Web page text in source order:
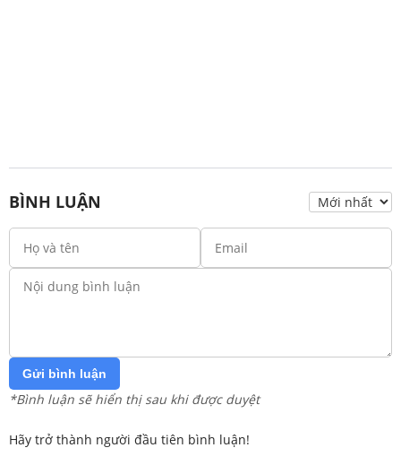
BÌNH LUẬN
Gửi bình luận
*Bình luận sẽ hiển thị sau khi được duyệt
Hãy trở thành người đầu tiên bình luận!